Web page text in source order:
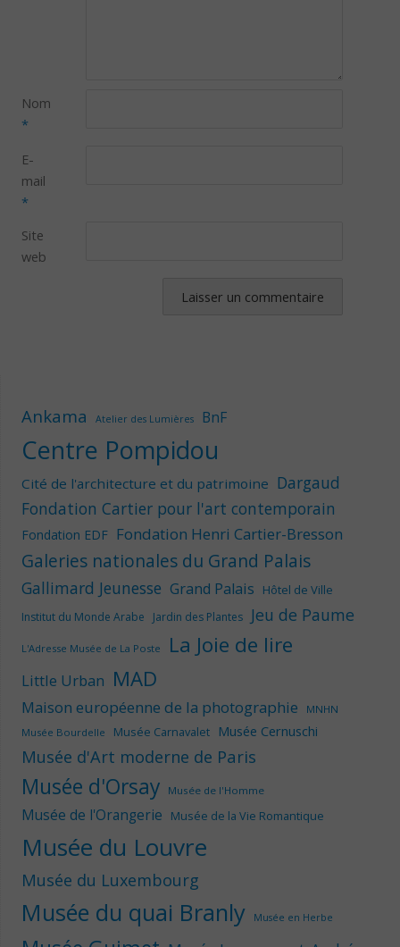
Nom
*
E-
mail
*
Site
web
Ankama Atelier des Lumières BnF
Centre Pompidou
Cité de l'architecture et du patrimoine Dargaud
Fondation Cartier pour l'art contemporain
Fondation EDF Fondation Henri Cartier-Bresson
Galeries nationales du Grand Palais
Gallimard Jeunesse Grand Palais Hôtel de Ville
Institut du Monde Arabe Jardin des Plantes Jeu de Paume
L'Adresse Musée de La Poste La Joie de lire
Little Urban MAD
Maison européenne de la photographie
MNHN
Musée Bourdelle
Musée Carnavalet Musée Cernuschi
Musée d'Art moderne de Paris
Musée d'Orsay Musée de l'Homme
Musée de l'Orangerie Musée de la Vie Romantique
Musée du Louvre
Musée du Luxembourg
Musée du quai Branly Musée en Herbe